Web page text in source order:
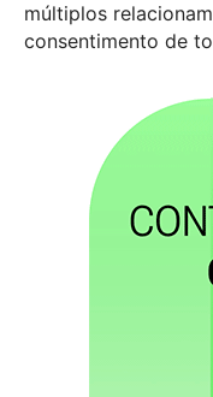
múltiplos
consentimento de